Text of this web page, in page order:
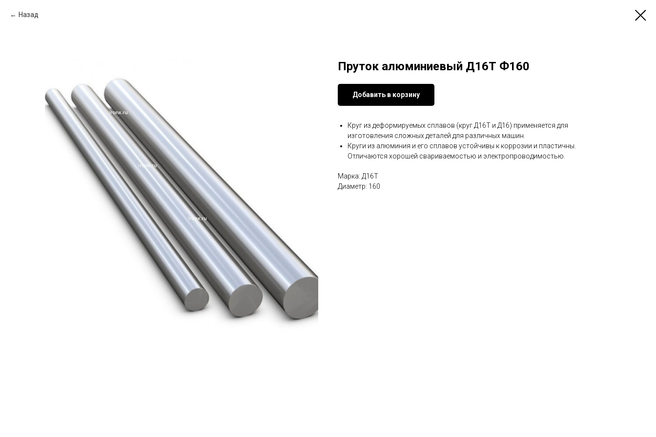
Назад
Пруток алюминиевый Д16Т Ф160
Добавить в корзину
Круг из деформируемых сплавов (круг Д16Т и Д16) применяется для
изготовления сложных деталей для различных машин.
Круги из алюминия и его сплавов устойчивы к коррозии и пластичны.
Отличаются хорошей свариваемостью и электропроводимостью.
Марка: Д16Т
Диаметр: 160